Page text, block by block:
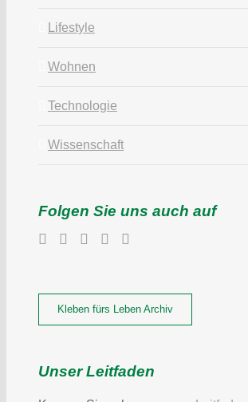
Lifestyle
Wohnen
Technologie
Wissenschaft
Folgen Sie uns auch auf
Kleben fürs Leben Archiv
Unser Leitfaden